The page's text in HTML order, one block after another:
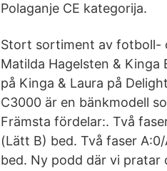
Polaganje CE kategorija.
Stort sortiment av fotboll-
Matilda Hagelsten & Kinga
på Kinga & Laura på
C3000 är en bänkmodell
Främsta fördelar:. Två
(Lätt B) bed. Två faser
bed. Ny podd där vi pratar